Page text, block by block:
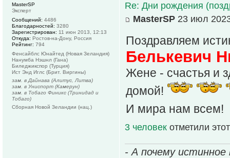
Re: Дни рождения
MasterSP 23 июл
Поздравляем
Белькевич
Жене - счастья и
домой!
И мира нам всем!
3 человек отметили
- А почему
MasterSP
Эксперт
Сообщений: 4486
Благодарностей: 3280
Зарегистрирован: 11 июн 2013, 12:13
Откуда: Ростов-на-Дону, Россия
Рейтинг: 794
Фенсайблс Юнайтед (Новая Зеландия)
Нанумба Нэшнл (Гана)
Биледжикспор (Турция)
Ист Энд Иглс (Брит. Виргины)
зам. в Дайнава (Алитус, Литва)
зам. в Униспорт (Камерун)
зам. в Тобаго Финикс (Тринидад и
Тобаго)
Сборная Новой Зеландии (нац.)